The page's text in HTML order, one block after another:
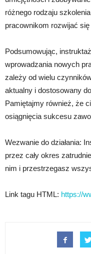
różnego rodzaju
pracownikom rozwijać
Podsumowując,
wprowadzania nowych
zależy od wielu
aktualny i dostosowany
Pamiętajmy również, że
osiągnięcia sukcesu
Wezwanie do działania:
przez cały okres
nim i przestrzegasz
Link tagu HTML: https://